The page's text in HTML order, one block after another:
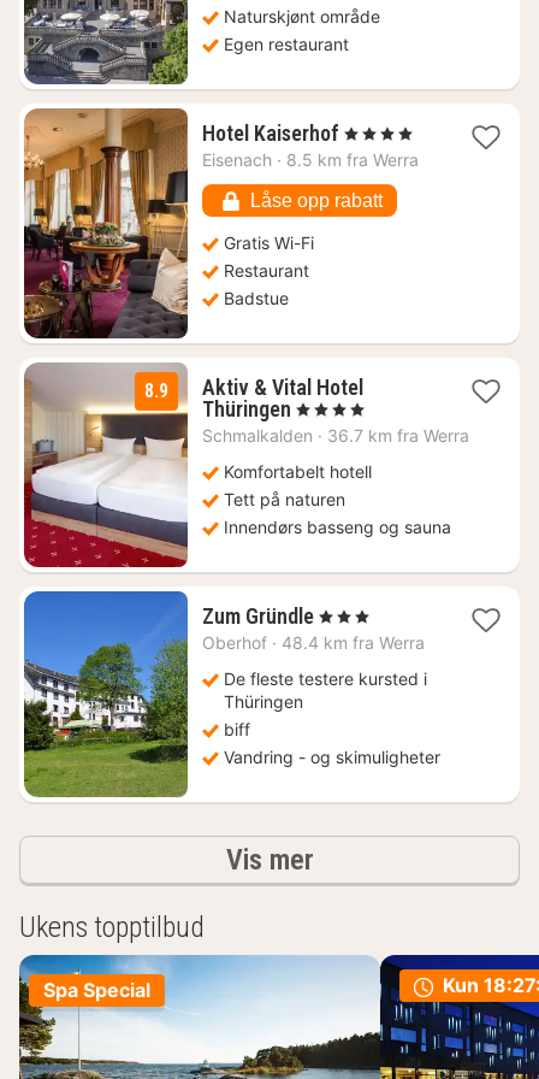
kr.
Naturskjønt område
Egen restaurant
Hotel Kaiserhof 1
natt
1027
kr.
, 4 Stjerner
Eisenach · 8.5 km fra Werra
Låse opp rabatt
Gratis Wi-Fi
Restaurant
Badstue
8.9
Aktiv & Vital Hotel
Thüringen 2
netter
1969
kr.
, 4 Stjerner
Schmalkalden · 36.7 km fra Werra
Komfortabelt hotell
Tett på naturen
Innendørs basseng og sauna
Zum Gründle1
natt
930
, 3 Stjerner
Oberhof · 48.4 km fra Werra
De fleste testere kursted i
Thüringen
biff
Vandring - og skimuligheter
Vis merResultater
Ukens topptilbud
Spa Special Kun